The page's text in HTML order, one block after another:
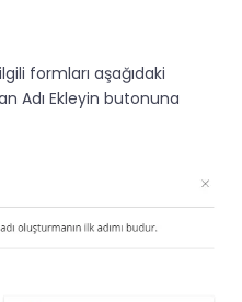
formları aşağıdaki
Adı Ekleyin butonuna